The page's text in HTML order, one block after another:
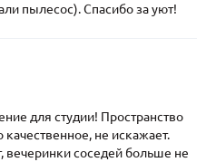
пылесос). Спасибо за уют!
для студии! Пространство
качественное, не искажает.
вечеринки соседей больше не